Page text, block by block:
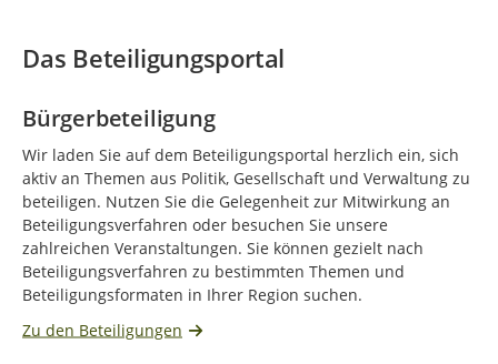
Das Beteiligungsportal
Bürgerbeteiligung
Wir laden Sie auf dem Beteiligungsportal herzlich ein, sich
aktiv an Themen aus Politik, Gesellschaft und Verwaltung zu
beteiligen. Nutzen Sie die Gelegenheit zur Mitwirkung an
Beteiligungsverfahren oder besuchen Sie unsere
zahlreichen Veranstaltungen. Sie können gezielt nach
Beteiligungsverfahren zu bestimmten Themen und
Beteiligungsformaten in Ihrer Region suchen.
Zu den Beteiligungen